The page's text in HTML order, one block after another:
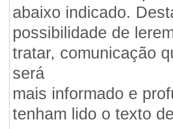
abaixo indicado.
possibilidade de
tratar, comunicação
será
mais informado e
tenham lido o texto